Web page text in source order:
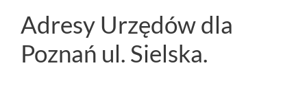
Adresy Urzędów dla
Poznań ul. Sielska.